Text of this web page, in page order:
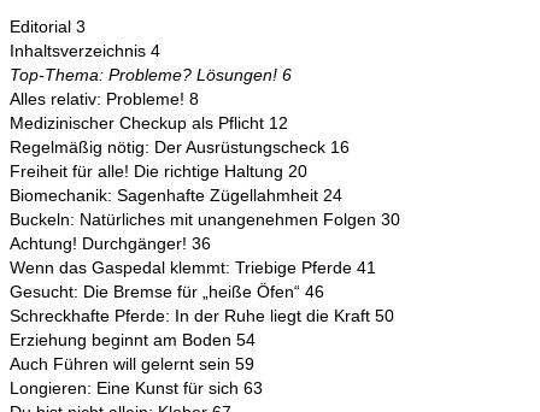
Editorial 3
Inhaltsverzeichnis 4
Top-Thema: Probleme? Lösungen! 6
Alles relativ: Probleme! 8
Medizinischer Checkup als Pflicht 12
Regelmäßig nötig: Der Ausrüstungscheck 16
Freiheit für alle! Die richtige Haltung 20
Biomechanik: Sagenhafte Zügellahmheit 24
Buckeln: Natürliches mit unangenehmen Folgen 30
Achtung! Durchgänger! 36
Wenn das Gaspedal klemmt: Triebige Pferde 41
Gesucht: Die Bremse für „heiße Öfen“ 46
Schreckhafte Pferde: In der Ruhe liegt die Kraft 50
Erziehung beginnt am Boden 54
Auch Führen will gelernt sein 59
Longieren: Eine Kunst für sich 63